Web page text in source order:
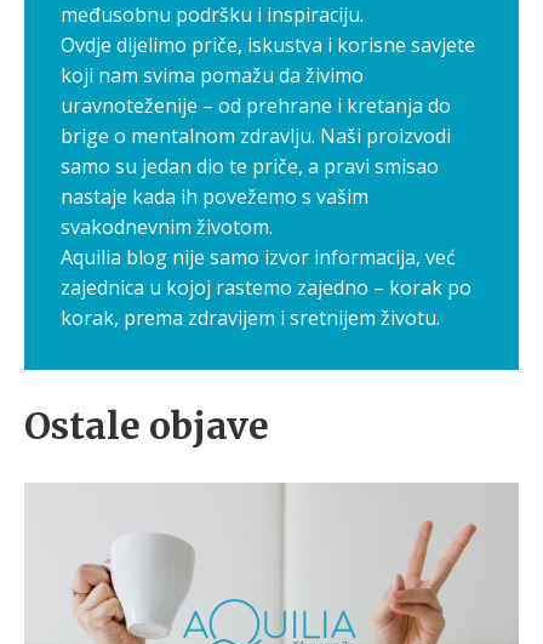
međusobnu podršku i inspiraciju.
Ovdje dijelimo priče, iskustva i korisne savjete
koji nam svima pomažu da živimo
uravnoteženije – od prehrane i kretanja do
brige o mentalnom zdravlju. Naši proizvodi
samo su jedan dio te priče, a pravi smisao
nastaje kada ih povežemo s vašim
svakodnevnim životom.
Aquilia blog nije samo izvor informacija, već
zajednica u kojoj rastemo zajedno – korak po
korak, prema zdravijem i sretnijem životu.
Ostale objave